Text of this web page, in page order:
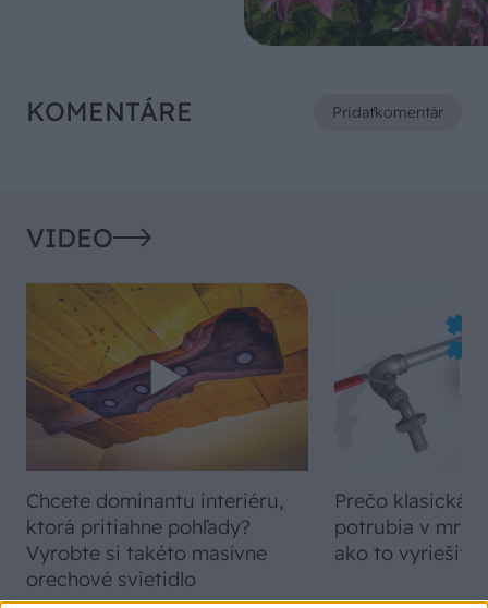
KOMENTÁRE Pridaťkomentár
VIDEO
Chcete dominantu interiéru,
ktorá pritiahne pohľady?
Vyrobte si takéto masívne
orechové svietidlo
Prečo klasická
potrubia v
ako to vyriešiť